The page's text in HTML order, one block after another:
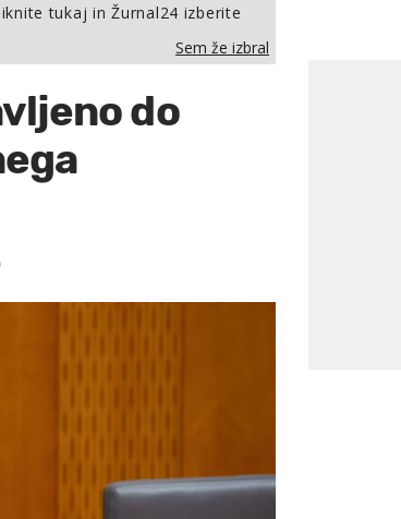
tukaj in Žurnal24 izberite
Sem že izbral
do